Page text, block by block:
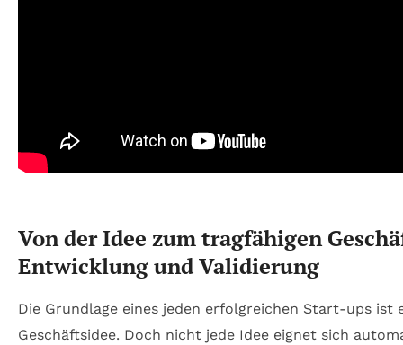
Von der Idee zum tragfähigen
Entwicklung und Validierung
Die Grundlage eines jeden erfolgreichen Start-ups ist
Geschäftsidee. Doch nicht jede Idee eignet sich